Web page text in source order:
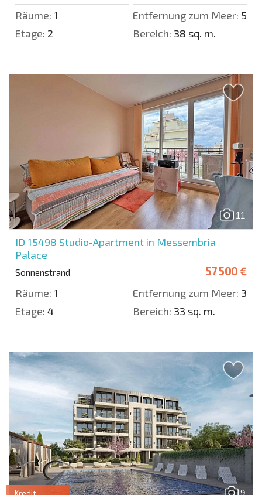
Räume: 1 Entfernung zum Meer: 500
Etage: 2 Bereich: 38 sq. m.
11
ID 15498 Studio-Apartment in Messembria
Palace
Sonnenstrand 57 500 €
Räume: 1 Entfernung zum Meer: 300
Etage: 4 Bereich: 33 sq. m.
9